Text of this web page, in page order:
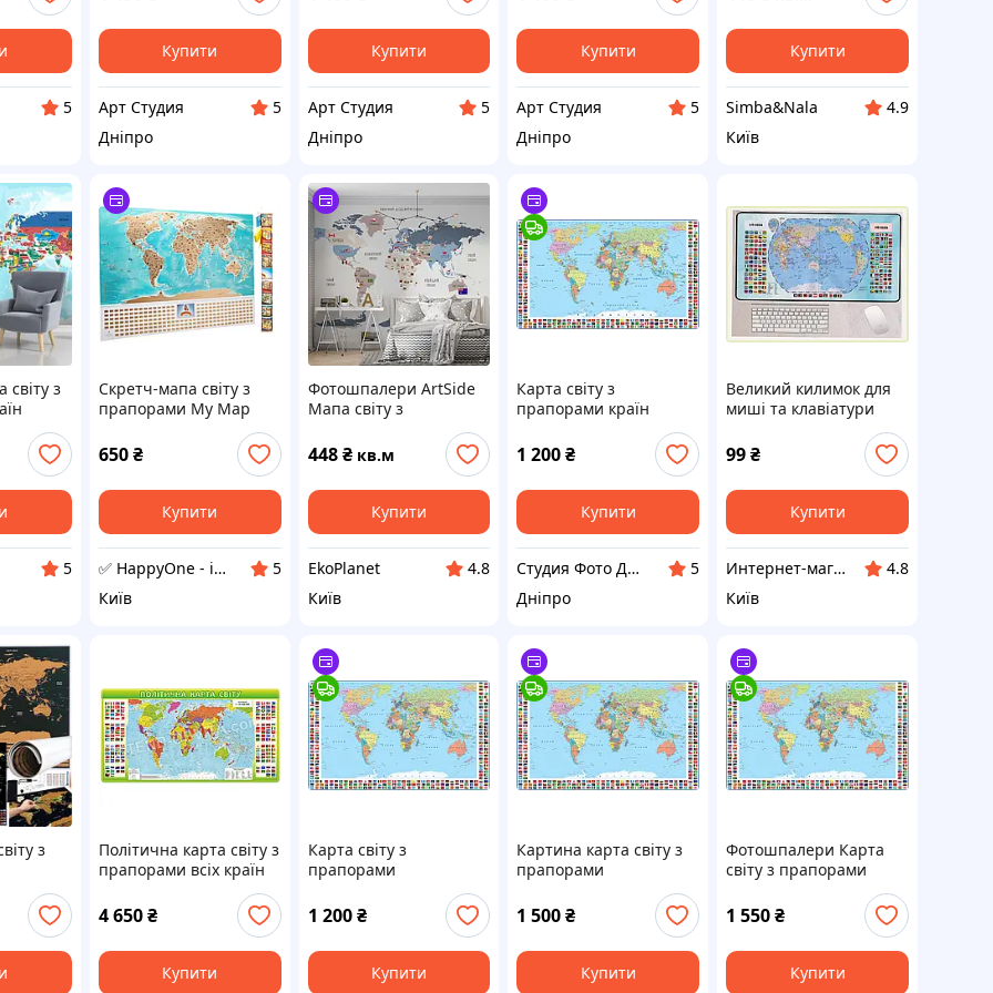
5
Купити
Арт Студия
5
Дніпро
Купити
Арт Студия
5
Дніпро
Купити
Арт Студия
5
Дніпро
Купити
Simba&Nala
4.9
Київ
світу з
5
Скретч-мапа світу з
прапорами My Map
Flags Edition (російська
мова) у тубусі
650₴
Купити
✅ HappyOne - інтернет-магазин оригінальних та корисних товарів
5
Київ
Фотошпалери ArtSide
Мапа світу з
(9270220232_5_3)
Жаккард
448 ₴ кв.м
Купити
EkoPlanet
4.8
Київ
Карта світу з
прапорами країн
1 200₴
Купити
Студия Фото Декор
5
Дніпро
Великий килимок для
миші та клавіатури
800х300 мм прошитий
6X6315E23
99₴
Купити
Интернет-магазин TVOЁ
4.8
Київ
з
Політична карта світу з
прапорами всіх країн
4 650₴
Купити
Карта світу з
прапорами
1 200 ₴
Купити
Картина карта світу з
прапорами
1 500₴
Купити
Фотошпалери Карта
світу з прапорами
1 550₴
Купити